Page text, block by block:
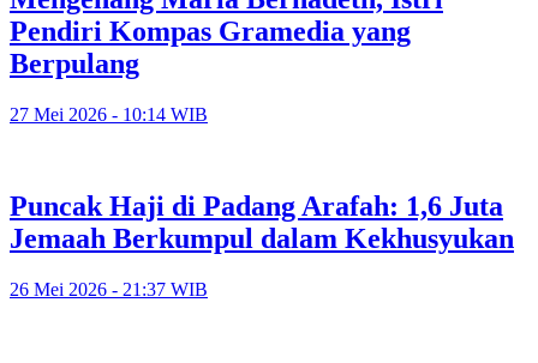
Pendiri Kompas Gramedia yang
Berpulang
27 Mei 2026 - 10:14 WIB
Puncak Haji di Padang Arafah: 1,6 Juta
Jemaah Berkumpul dalam Kekhusyukan
26 Mei 2026 - 21:37 WIB